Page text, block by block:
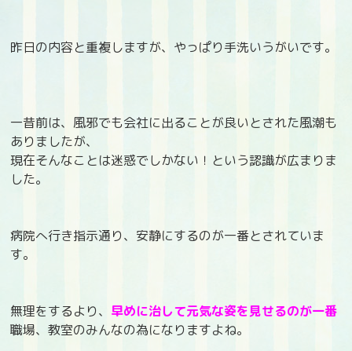
昨日の内容と重複しますが、やっぱり手洗いうがいです。
一昔前は、風邪でも会社に出ることが良いとされた風潮も
ありましたが、
現在そんなことは迷惑でしかない！という認識が広まりま
した。
病院へ行き指示通り、安静にするのが一番とされていま
す。
無理をするより、 早めに治して元気な姿を見せるのが一番
職場、教室のみんなの為になりますよね。